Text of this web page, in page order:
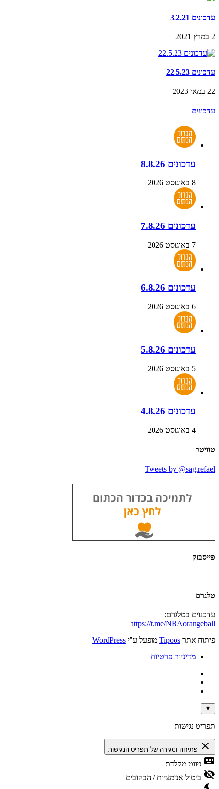
עדכונים 3.2.21
2 במרץ 2021
עדכונים 22.5.23
22 במאי 2023
עדכונים
עדכונים 8.8.26
8 באוגוסט 2026
עדכונים 7.8.26
7 באוגוסט 2026
עדכונים 6.8.26
6 באוגוסט 2026
עדכונים 5.8.26
5 באוגוסט 2026
עדכונים 4.8.26
4 באוגוסט 2026
טוויטר
Tweets by @sagirefael
פייסבוק
טלגרם
עדכנוים בטלגרם:
https://t.me/NBAorangeball
פיתוח אתר Tipoos מופעל ע"י WordPress
מדיניות פרטיות
תפריט נגישות
close פתיחה וסגירה של תפריט הנגישות
keyboard ניווט מקלדת
visibility_off ביטול אנימציות / הבהובים